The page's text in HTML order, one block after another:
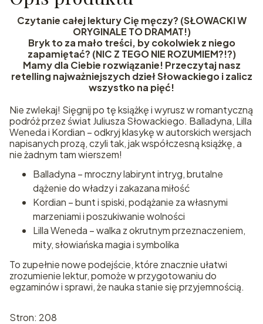
Czytanie całej lektury Cię męczy? (SŁOWACKI W
ORYGINALE TO DRAMAT!)
Bryk to za mało treści, by cokolwiek z niego
zapamiętać? (NIC Z TEGO NIE ROZUMIEM?!?)
Mamy dla Ciebie rozwiązanie! Przeczytaj nasz
retelling najważniejszych dzieł Słowackiego i zalicz
wszystko na pięć!
Nie zwlekaj! Sięgnij po tę książkę i wyrusz w romantyczną
podróż przez świat Juliusza Słowackiego. Balladyna, Lilla
Weneda i Kordian – odkryj klasykę w autorskich wersjach
napisanych prozą, czyli tak, jak współczesną książkę, a
nie żadnym tam wierszem!
Balladyna – mroczny labirynt intryg, brutalne
dążenie do władzy i zakazana miłość
Kordian – bunt i spiski, podążanie za własnymi
marzeniami i poszukiwanie wolności
Lilla Weneda – walka z okrutnym przeznaczeniem,
mity, słowiańska magia i symbolika
To zupełnie nowe podejście, które znacznie ułatwi
zrozumienie lektur, pomoże w przygotowaniu do
egzaminów i sprawi, że nauka stanie się przyjemnością.
Stron: 208